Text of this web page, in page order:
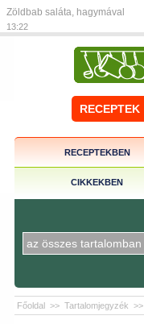
Zöldbab saláta, hagymával
13:22
RECEPTEK
RECEPTEKBEN
CIKKEKBEN
Főoldal >> Tartalomjegyzék >>